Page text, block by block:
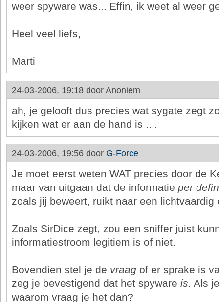
weer spyware was... Effin, ik weet al weer
Heel veel liefs,
Marti
24-03-2006, 19:18 door Anoniem
ah, je gelooft dus precies wat sygate zegt
kijken wat er aan de hand is ....
24-03-2006, 19:56 door G-Force
Je moet eerst weten WAT precies door de
maar van uitgaan dat de informatie per
zoals jij beweert, ruikt naar een lichtvaardig
Zoals SirDice zegt, zou een sniffer juist
informatiestroom legitiem is of niet.
Bovendien stel je de vraagof er sprake is
zeg je bevestigend dat het spyware is. Als
waarom vraag je het dan?